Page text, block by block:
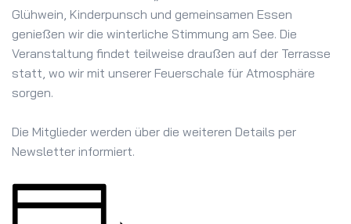
Glühwein, Kinderpunsch und gemeinsamen Essen
genießen wir die winterliche Stimmung am See. Die
Veranstaltung findet teilweise draußen auf der Terrasse
statt, wo wir mit unserer Feuerschale für Atmosphäre
sorgen.
Die Mitglieder werden über die weiteren Details per
Newsletter informiert.